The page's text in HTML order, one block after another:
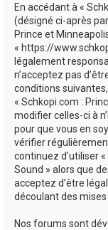
En accédant à «
(désigné ci-après
Prince et
« https://
légalement
n’acceptez pas
conditions
« Schkopi.com :
modifier celles-ci à
pour que vous en
vérifier
continuez d’utiliser
Sound » alors que
acceptez d’être
découlant des
Nos forums sont